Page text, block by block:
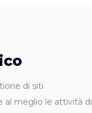
di siti
al meglio le attività di